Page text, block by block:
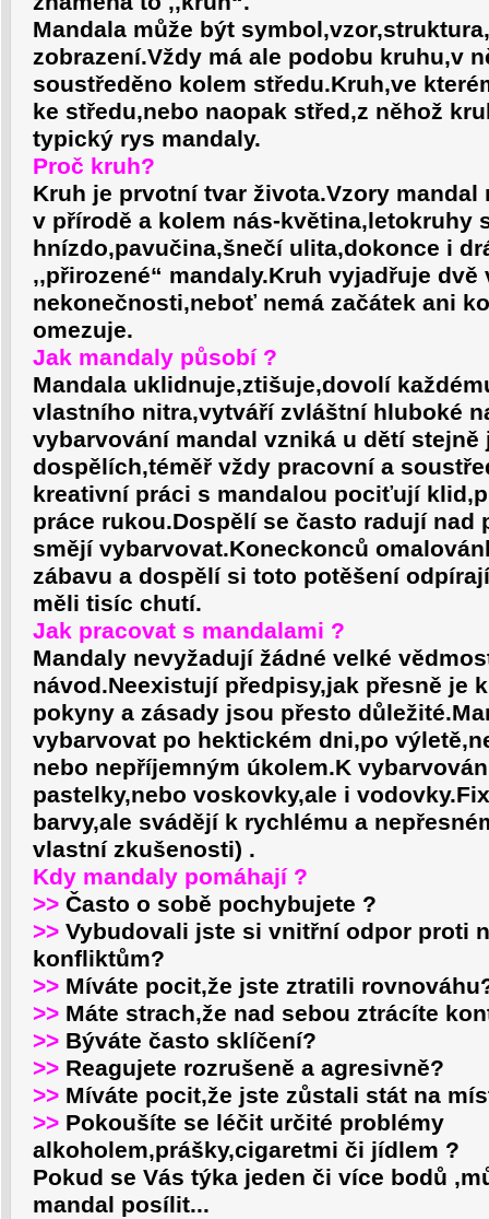
Mandala může být
zobrazení.Vždy má ale podobu kruhu,v
soustředěno kolem středu.Kruh,ve
ke středu,nebo naopak střed,z něhož
typický rys mandaly.
Proč kruh?
Kruh je prvotní tvar života.Vzory mandal
v přírodě a kolem nás-květina,letokruhy
hnízdo,pavučina,šnečí ulita,dokonce i
,,přirozené“ mandaly.Kruh vyjadřuje dvě
nekonečnosti,neboť nemá začátek ani
omezuje.
Jak mandaly působí ?
Mandala uklidnuje,ztišuje,dovolí
vlastního nitra,vytváří zvláštní hluboké
vybarvování mandal vzniká u dětí stejně
dospělích,téměř vždy pracovní a
kreativní práci s mandalou pociťují
práce rukou.Dospělí se často radují nad
smějí vybarvovat.Koneckonců
zábavu a dospělí si toto potěšení
měli tisíc chutí.
Jak pracovat s mandalami ?
Mandaly nevyžadují žádné velké
návod.Neexistují předpisy,jak přesně je
pokyny a zásady jsou přesto
vybarvovat po hektickém dni,po
nebo nepříjemným úkolem.K
pastelky,nebo voskovky,ale i
barvy,ale svádějí k rychlému a
vlastní zkušenosti) .
Kdy mandaly pomáhají ?
>> Často o sobě pochybujete ?
>> Vybudovali jste si vnitřní odpor proti
konfliktům?
>> Míváte pocit,že jste ztratili
>> Máte strach,že nad sebou ztrácíte
>> Býváte často sklíčení?
>> Reagujete rozrušeně a agresivně?
>> Míváte pocit,že jste zůstali stát na
>> Pokoušíte se léčit určité problémy
alkoholem,prášky,cigaretmi či jídlem ?
Pokud se Vás týka jeden či více bodů
mandal posílit...